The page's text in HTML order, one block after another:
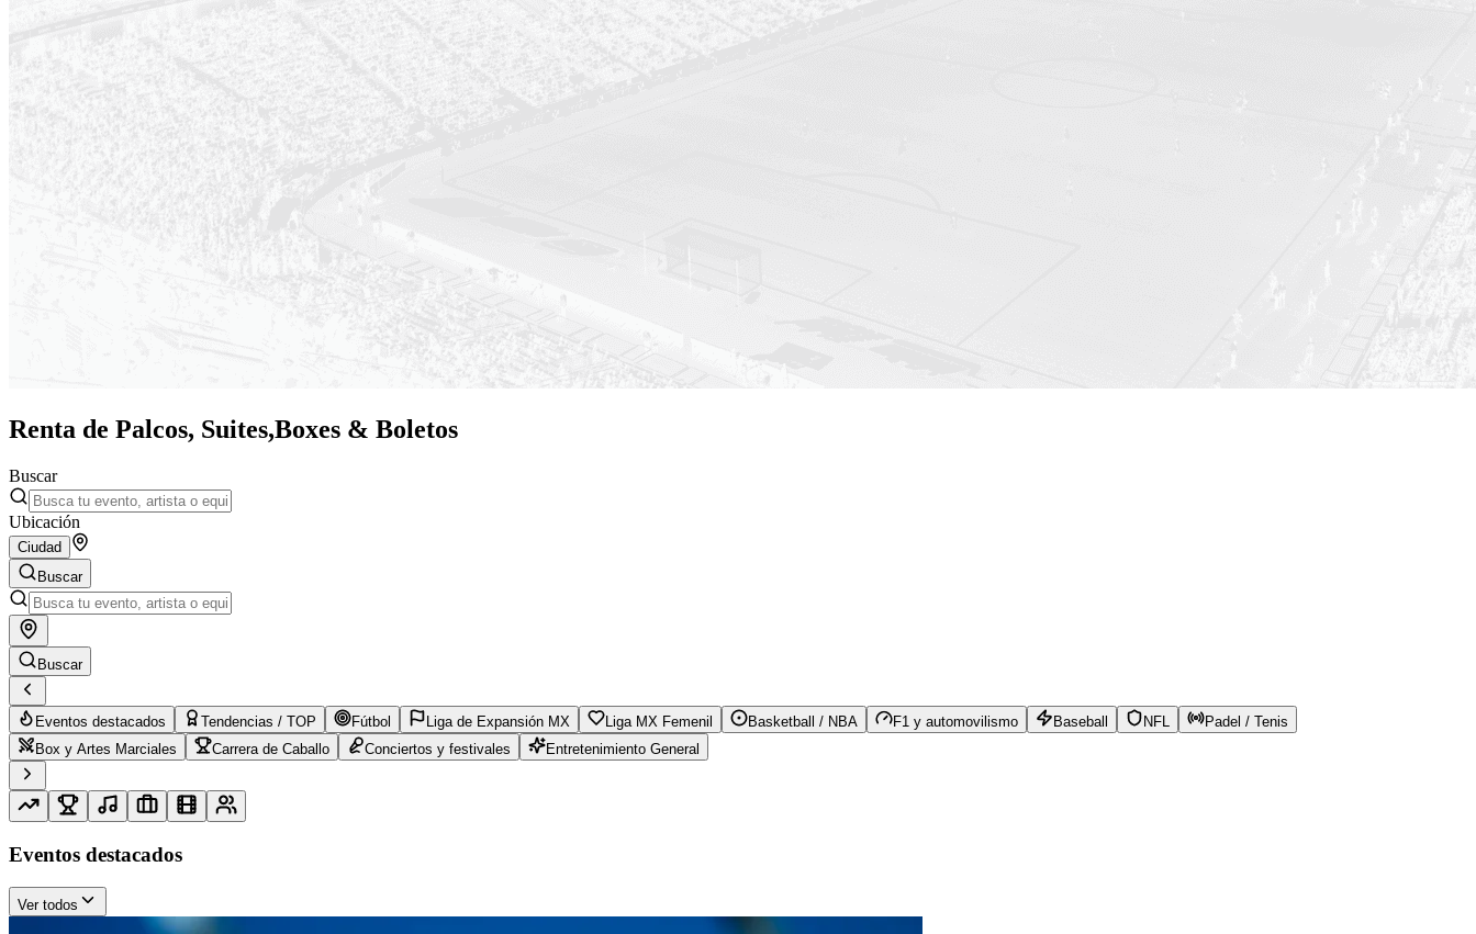
Renta de Palcos, Suites,Boxes & Boletos
Buscar
Ubicación
Ciudad
Buscar
Buscar
Eventos destacados Tendencias / TOP Fútbol Liga de Expansión MX Liga MX Femenil Basketball / NBA F1 y automovilismo Baseball NFL
Padel / Tenis
Box y Artes Marciales
Carrera de Caballo Conciertos y festivales Entretenimiento General
Eventos destacados
Ver todos